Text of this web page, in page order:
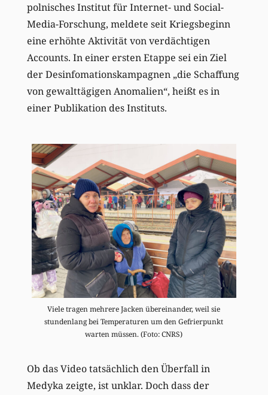
polnisches In­stitut für Internet- und Social-
Media-Forschung, meldete seit Kriegsbeginn
eine erhöhte Aktivität von verdächtigen
Accounts. In einer ersten Etappe sei ein Ziel
der Desinfomationskampagnen „die Schaffung
von gewalttägigen ­Anomalien“, heißt es in
einer Publikation des Instituts.
Viele tragen mehrere Jacken übereinander, weil sie
stundenlang bei Temperaturen um den Gefrierpunkt
warten müssen. (Foto: CNRS)
Ob das Video tatsächlich den Überfall in
Medyka zeigte, ist unklar. Doch dass der